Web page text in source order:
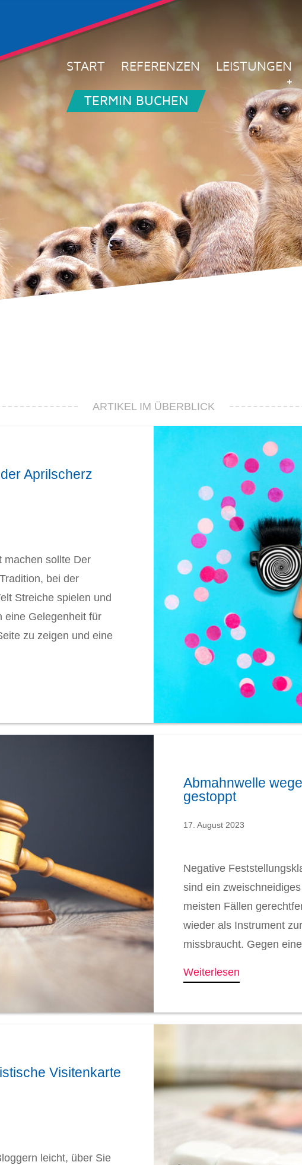
START REFERENZEN LEISTUNGEN
TERMIN BUCHEN
ARTIKEL IM ÜBERBLICK
Aprilscherz
machen sollte Der
bei der
Streiche spielen und
eine Gelegenheit für
zu zeigen und eine
Abmahnwelle
gestoppt
17. August 2023
Negative
sind ein
meisten Fällen
wieder als Instrument
missbraucht. Gegen
Weiterlesen
Visitenkarte
leicht, über Sie